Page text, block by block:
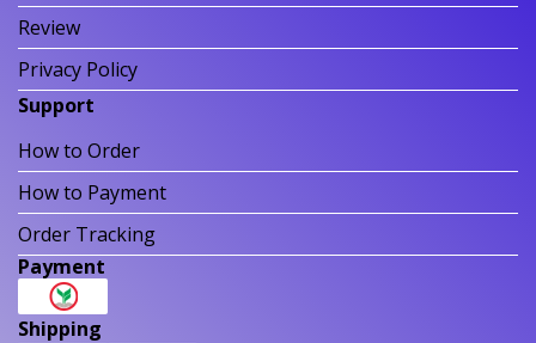
Review
Privacy Policy
Support
How to Order
How to Payment
Order Tracking
Payment
Shipping